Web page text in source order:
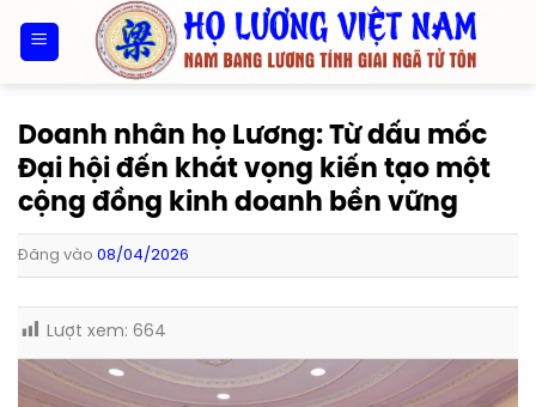
qua
Doanh nhân họ Lương: Từ dấu mốc
Đại hội đến khát vọng kiến tạo một
cộng đồng kinh doanh bền vững
Đăng vào 08/04/2026
Lượt xem: 664